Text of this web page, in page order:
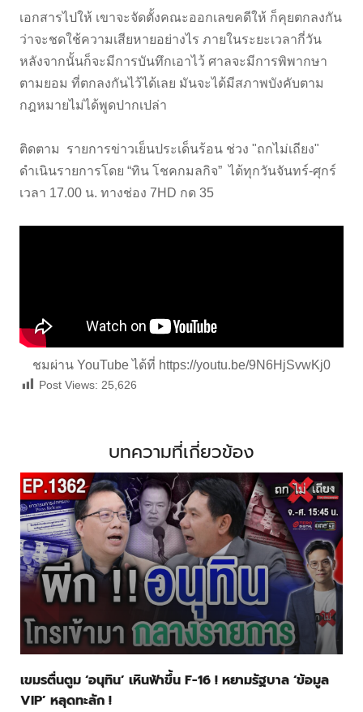
เอกสารไปให้ เขาจะจัดตั้งคณะออกเลขคดีให้ ก็คุยตกลงกัน
ว่าจะชดใช้ความเสียหายอย่างไร ภายในระยะเวลากี่วัน
หลังจากนั้นก็จะมีการบันทึกเอาไว้ ศาลจะมีการพิพากษา
ตามยอม ที่ตกลงกันไว้ได้เลย มันจะได้มีสภาพบังคับตาม
กฎหมายไม่ได้พูดปากเปล่า
ติดตาม รายการข่าวเย็นประเด็นร้อน ช่วง "ถกไม่เถียง"
ดำเนินรายการโดย “ทิน โชคกมลกิจ” ได้ทุกวันจันทร์-ศุกร์
เวลา 17.00 น. ทางช่อง 7HD กด 35
ชมผ่าน YouTube ได้ที่ https://youtu.be/9N6HjSvwKj0
Post Views: 25,626
บทความที่เกี่ยวข้อง
เขมรตื่นตูม ‘อนุทิน’ เหินฟ้าขึ้น F-16 ! หยามรัฐบาล ‘ข้อมูล
VIP’ หลุดทะลัก !